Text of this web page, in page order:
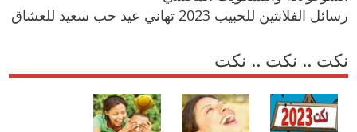
رسائل الفلانتين للحبيب 2023 تهاني عيد حب سعيد للعشاق
نكت .. نكت .. نكت